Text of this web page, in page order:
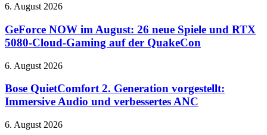
GeForce
im
August:
26
Spiele
RTX
5080-
Gaming
6. August 2026
GeForce NOW im August: 26 neue Spiele und RTX
5080-Cloud-Gaming auf der QuakeCon
Bose
2.
Generation
vorgestellt:
Audio
6. August 2026
Bose QuietComfort 2. Generation vorgestellt:
Immersive Audio und verbessertes ANC
Erster
6. August 2026